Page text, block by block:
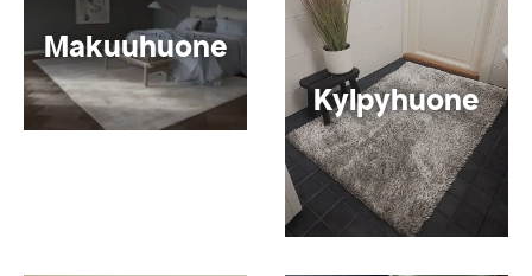
Makuuhuone
Kylpyhuone